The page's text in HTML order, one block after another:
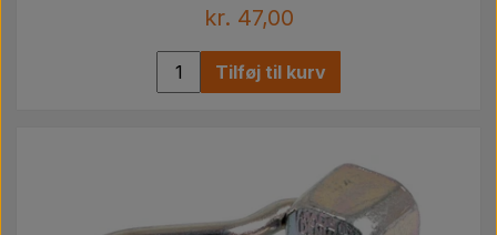
kr. 47,00
Tilføj til kurv